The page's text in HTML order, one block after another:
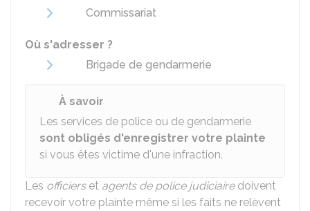
Commissariat
Où s'adresser ?
Brigade de gendarmerie
À savoir
Les services de police ou de gendarmerie
sont obligés d'enregistrer votre plainte
si vous êtes victime d'une infraction.
Les officierset agents de police judiciairedoivent
recevoir votre plainte même si les faits ne relèvent